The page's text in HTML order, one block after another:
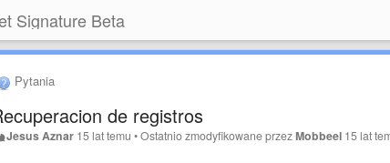
Signature Beta
Pytania
de registros
Jesus Aznar 15 lat temu •Ostatnio zmodyfikowane przezMobbeel 15 lat